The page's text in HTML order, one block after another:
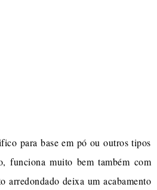
para base em pó ou outros tipos
funciona muito bem também com
arredondado deixa um acabamento